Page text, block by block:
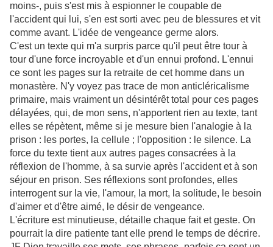
moins-, puis s'est mis à espionner le coupable de
l'accident qui lui, s'en est sorti avec peu de blessures et vit
comme avant. L'idée de vengeance germe alors.
C'est un texte qui m'a surpris parce qu'il peut être tour à
tour d'une force incroyable et d'un ennui profond. L'ennui
ce sont les pages sur la retraite de cet homme dans un
monastère. N'y voyez pas trace de mon anticléricalisme
primaire, mais vraiment un désintérêt total pour ces pages
délayées, qui, de mon sens, n'apportent rien au texte, tant
elles se répètent, même si je mesure bien l'analogie à la
prison : les portes, la cellule ; l'opposition : le silence. La
force du texte tient aux autres pages consacrées à la
réflexion de l'homme, à sa survie après l'accident et à son
séjour en prison. Ses réflexions sont profondes, elles
interrogent sur la vie, l'amour, la mort, la solitude, le besoin
d'aimer et d'être aimé, le désir de vengeance.
L'écriture est minutieuse, détaille chaque fait et geste. On
pourrait la dire patiente tant elle prend le temps de décrire.